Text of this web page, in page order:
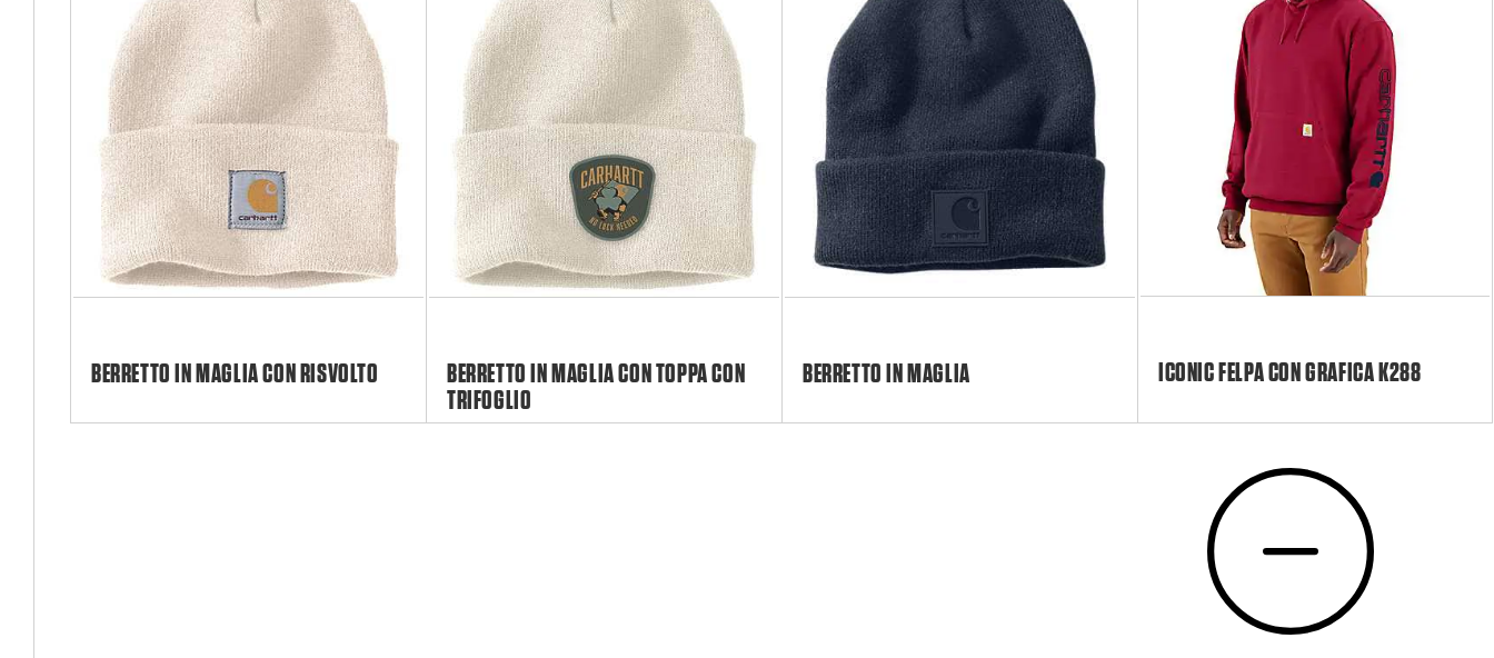
BERRETTO IN MAGLIA CON RISVOLTO
BERRETTO IN MAGLIA CON TOPPA CON
TRIFOGLIO
BERRETTO IN MAGLIA ICONIC FELPA CON GRAFICA K288